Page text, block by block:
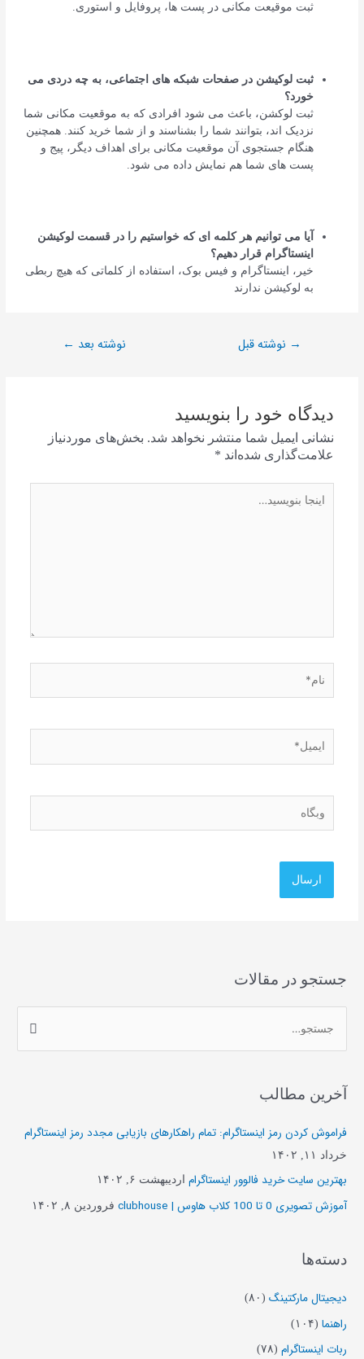
ثبت موقیعت مکانی در پست ها، پروفایل و استوری.
ثبت لوکیشن در صفحات شبکه های اجتماعی، به چه دردی می
خورد؟
ثبت لوکشن، باعث می شود افرادی که به موقعیت مکانی شما
نزدیک اند، بتوانند شما را بشناسند و از شما خرید کنند. همچنین
هنگام جستجوی آن موقعیت مکانی برای اهداف دیگر، پیج و
پست های شما هم نمایش داده می شود.
آیا می توانیم هر کلمه ای که خواستیم را در قسمت لوکیشن
اینستاگرام قرار دهیم؟
خیر، اینستاگرام و فیس بوک، استفاده از کلماتی که هیچ ربطی
به لوکیشن ندارند
→ نوشته قبل نوشته بعد ←
دیدگاه‌ خود را بنویسید
نشانی ایمیل شما منتشر نخواهد شد. بخش‌های موردنیاز
علامت‌گذاری شده‌اند *
بنویسید…
وبگاه
جستجو در مقالات
س
ج
ا
ی
آخرین مطالب
فراموش کردن رمز اینستاگرام: تمام راهکارهای بازیابی مجدد رمز اینستاگرام
خرداد ۱۱, ۱۴۰۲
بهترین سایت خرید فالوور اینستاگرام اردیبهشت ۶, ۱۴۰۲
آموزش تصویری 0 تا 100 کلاب هاوس | clubhouse فروردین ۸, ۱۴۰۲
دسته‌ها
دیجیتال مارکتینگ (۸۰)
راهنما (۱۰۴)
ربات اینستاگرام (۷۸)